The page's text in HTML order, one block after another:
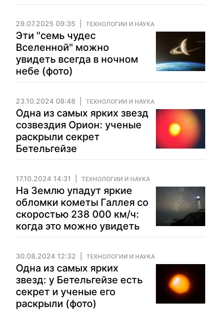
29.07.2025 09:35 ТЕХНОЛОГИИ И НАУКА
Эти "семь чудес
Вселенной" можно
увидеть всегда в ночном
небе (фото)
23.10.2024 08:48 ТЕХНОЛОГИИ И НАУКА
Одна из самых ярких звезд
созвездия Орион: ученые
раскрыли секрет
Бетельгейзе
17.10.2024 14:31 ТЕХНОЛОГИИ И НАУКА
На Землю упадут яркие
обломки кометы Галлея со
скоростью 238 000 км/ч:
когда это можно увидеть
30.08.2024 12:32 ТЕХНОЛОГИИ И НАУКА
Одна из самых ярких
звезд: у Бетельгейзе есть
секрет и ученые его
раскрыли (фото)